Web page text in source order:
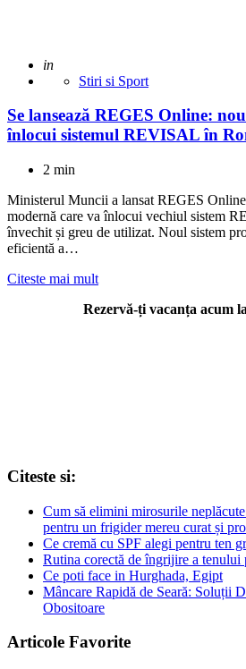
Adaugat
in
Stiri si Sport
Se lansează REGES Online:
înlocui sistemul REVISAL în
2 min
Ministerul Muncii a lansat REGES
modernă care va înlocui vechiul sistem
învechit și greu de utilizat. Noul sistem
eficientă a…
Citeste mai mult
Rezervă-ți vacanța acum
Citeste si:
Cum să elimini mirosurile
pentru un frigider mereu curat și
Ce cremă cu SPF alegi pentru ten
Rutina corectă de îngrijire a tenului
Ce poti face in Hurghada, Egipt
Mâncare Rapidă de Seară: Soluții
Obositoare
Articole Favorite